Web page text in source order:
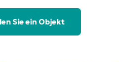
Sie ein Objekt